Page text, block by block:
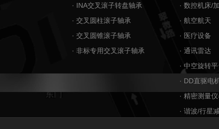
· INA交叉滚子转盘轴承
· 交叉圆柱滚子轴承
· 交叉圆锥滚子轴承
· 非标专用交叉滚子轴承
· 数控机床/
· 航空航天
· 医疗设备
· 通讯雷达
· 中空旋转
· DD直驱电
· 精密测量
· 谐波/行星